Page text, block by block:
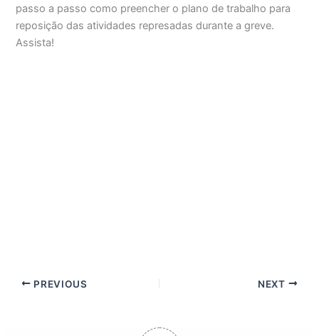
passo a passo como preencher o plano de trabalho para
reposição das atividades represadas durante a greve.
Assista!
PREVIOUS NEXT